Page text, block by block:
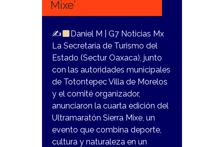
Mixe’
✍
Daniel M | G7 Noticias Mx
La Secretaría de Turismo del
Estado (Sectur Oaxaca), junto
con las autoridades municipales
de Totontepec Villa de Morelos
y el comité organizador,
anunciaron la cuarta edición del
Ultramaratón Sierra Mixe, un
evento que combina deporte,
cultura y naturaleza en un